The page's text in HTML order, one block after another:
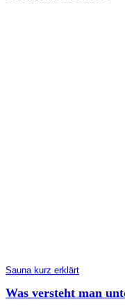
Sauna kurz erklärt
Was versteht man